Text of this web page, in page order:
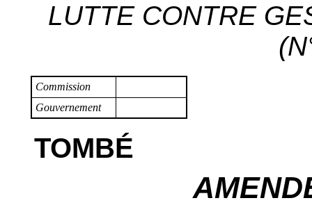
LUTTE CONTRE
Commission
Gouvernement
TOMBÉ